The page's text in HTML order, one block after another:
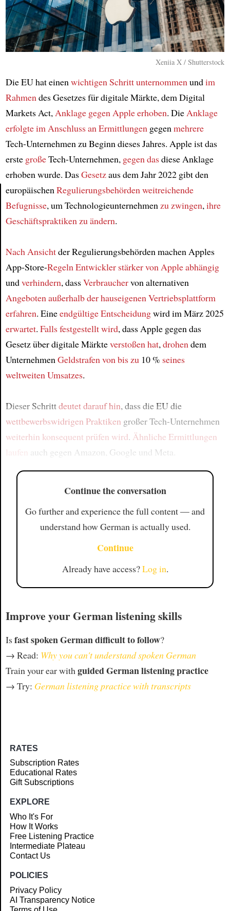
Article
Xeniia X / Shutterstock
Die EU hat einen wichtigen Schrittunternommen undim
Rahmen des Gesetzes für digitale Märkte, dem Digital
Markets Act, Anklage gegen Apple erhoben. Die Anklage
erfolgte im Anschluss an Ermittlungen gegen mehrere
Tech-Unternehmen zu Beginn dieses Jahres. Apple ist das
erste großeTech-Unternehmen, gegen dasdiese Anklage
erhoben wurde. DasGesetzaus dem Jahr 2022 gibt den
europäischen Regulierungsbehörden weitreichende
Befugnisse, um Technologieunternehmen zu zwingen, ihre
Geschäftspraktiken zu ändern.
Nach Ansichtder Regulierungsbehörden machen Apples
App-Store-Regeln Entwickler stärker von Apple abhängig
undverhindern, dassVerbrauchervon alternativen
Angeboten außerhalb der hauseigenen Vertriebsplattform
erfahren. Eineendgültige Entscheidungwird im März 2025
erwartet. Falls festgestellt wird, dass Apple gegen das
Gesetz über digitale Märkteverstoßen hat, drohen dem
Unternehmen Geldstrafen von bis zu 10 % seines
weltweiten Umsatzes.
Dieser Schrittdeutet darauf hin, dass die EU die
wettbewerbswidrigen Praktiken großer Tech-Unternehmen
weiterhin konsequent prüfen wird. Ähnliche Ermittlungen
laufen auch gegen Amazon, Google und Meta.
Continue the conversation
Go further and experience the full content — and
understand how German is actually used.
Continue
Already have access?Log in.
Improve your German listening skills
Isfast spoken German difficult to follow?
→ Read: Why you can't understand spoken German
Train your ear withguided German listening practice
→ Try: German listening practice with transcripts
RATES
Subscription Rates
Educational Rates
Gift Subscriptions
EXPLORE
Who It's For
How It Works
Free Listening Practice
Intermediate Plateau
Contact Us
POLICIES
Privacy Policy
AI Transparency Notice